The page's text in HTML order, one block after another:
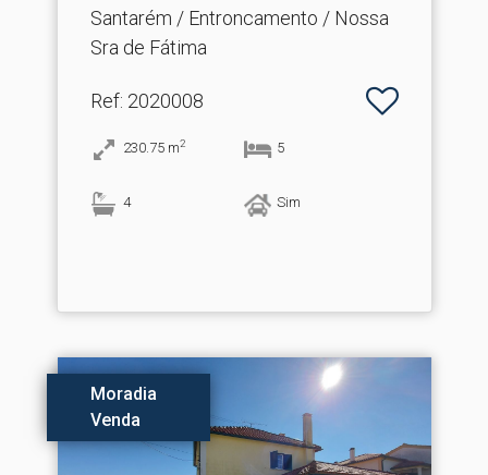
Santarém / Entroncamento / Nossa
Sra de Fátima
Ref: 2020008
230.75 m2 5
4 Sim
Moradia
Venda